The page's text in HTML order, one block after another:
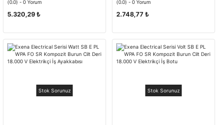
(0.0) - 0 Yorum
5.320,29 ₺
(0.0) - 0 Yorum
2.748,77 ₺
Stok Sorunuz Stok Sorunuz